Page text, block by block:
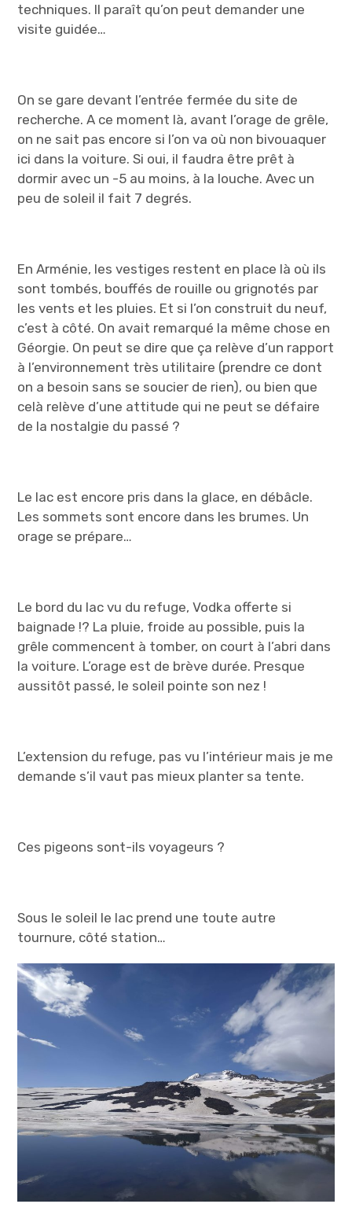
techniques. Il paraît qu’on peut demander une
visite guidée…
On se gare devant l’entrée fermée du site de
recherche. A ce moment là, avant l’orage de grêle,
on ne sait pas encore si l’on va où non bivouaquer
ici dans la voiture. Si oui, il faudra être prêt à
dormir avec un -5 au moins, à la louche. Avec un
peu de soleil il fait 7 degrés.
En Arménie, les vestiges restent en place là où ils
sont tombés, bouffés de rouille ou grignotés par
les vents et les pluies. Et si l’on construit du neuf,
c’est à côté. On avait remarqué la même chose en
Géorgie. On peut se dire que ça relève d’un rapport
à l’environnement très utilitaire (prendre ce dont
on a besoin sans se soucier de rien), ou bien que
celà relève d’une attitude qui ne peut se défaire
de la nostalgie du passé ?
Le lac est encore pris dans la glace, en débâcle.
Les sommets sont encore dans les brumes. Un
orage se prépare…
Le bord du lac vu du refuge, Vodka offerte si
baignade !? La pluie, froide au possible, puis la
grêle commencent à tomber, on court à l’abri dans
la voiture. L’orage est de brève durée. Presque
aussitôt passé, le soleil pointe son nez !
L’extension du refuge, pas vu l’intérieur mais je me
demande s’il vaut pas mieux planter sa tente.
Ces pigeons sont-ils voyageurs ?
Sous le soleil le lac prend une toute autre
tournure, côté station…